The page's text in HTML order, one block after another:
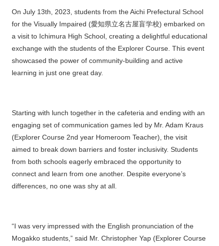
On July 13th, 2023, students from the Aichi Prefectural School
for the Visually Impaired (愛知県立名古屋盲学校) embarked on
a visit to Ichimura High School, creating a delightful educational
exchange with the students of the Explorer Course. This event
showcased the power of community-building and active
learning in just one great day.
Starting with lunch together in the cafeteria and ending with an
engaging set of communication games led by Mr. Adam Kraus
(Explorer Course 2nd year Homeroom Teacher), the visit
aimed to break down barriers and foster inclusivity. Students
from both schools eagerly embraced the opportunity to
connect and learn from one another. Despite everyone’s
differences, no one was shy at all.
“I was very impressed with the English pronunciation of the
Mogakko students,” said Mr. Christopher Yap (Explorer Course